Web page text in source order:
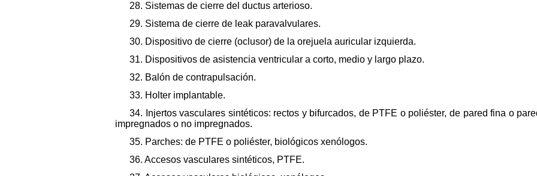
28. Sistemas de cierre del ductus arterioso.
29. Sistema de cierre de leak paravalvulares.
30. Dispositivo de cierre (oclusor) de la orejuela auricular izquierda.
31. Dispositivos de asistencia ventricular a corto, medio y largo plazo.
32. Balón de contrapulsación.
33. Holter implantable.
34. Injertos vasculares sintéticos: rectos y bifurcados, de PTFE o poliéster, de pared fina o
impregnados o no impregnados.
35. Parches: de PTFE o poliéster, biológicos xenólogos.
36. Accesos vasculares sintéticos, PTFE.